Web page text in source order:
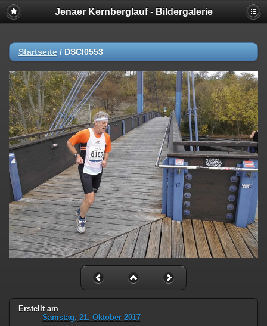
Jenaer Kernberglauf - Bildergalerie
Startseite / DSCI0553
Erstellt am
Samstag, 21. Oktober 2017